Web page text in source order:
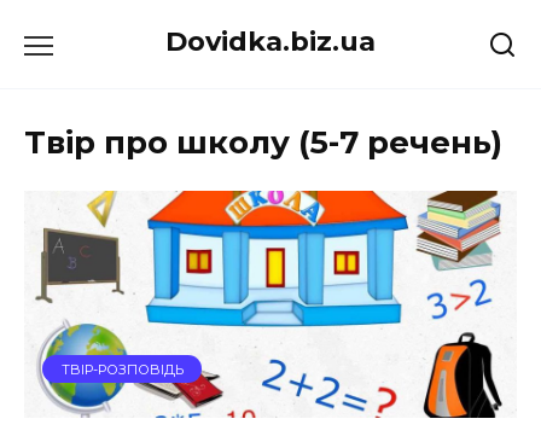
до
Dovidka.biz.ua
Твір про школу (5-7 речень)
ТВІР-РОЗПОВІДЬ